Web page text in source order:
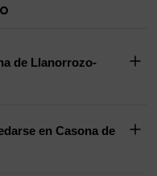
de Llanorrozo-
en Casona de